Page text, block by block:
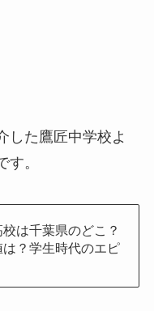
した鷹匠中学校よ
。
は千葉県のどこ？
？学生時代のエピ